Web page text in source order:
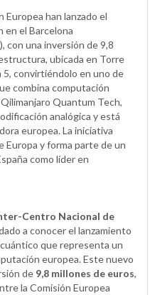
Europea han lanzado el
en el Barcelona
con una inversión de 9,8
ubicada en Torre
convirtiéndolo en uno de
combina computación
Quantum Tech,
analógica y está
europea. La iniciativa
Europa y forma parte de un
como líder en
Centro Nacional de
a conocer el lanzamiento
que representa un
europea. Este nuevo
de 9,8 millones de euros,
la Comisión Europea